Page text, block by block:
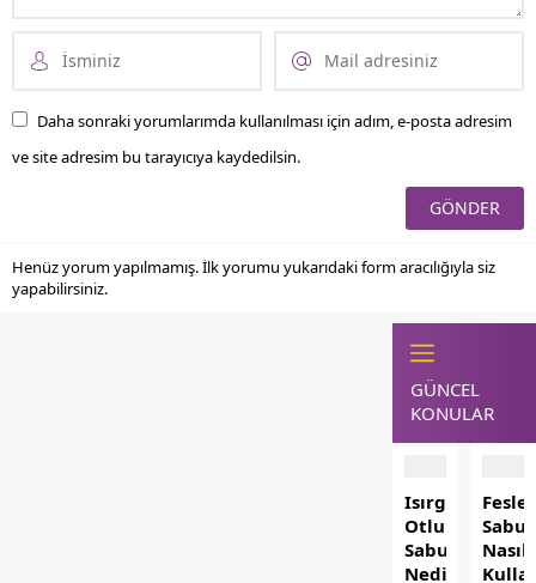
Daha sonraki yorumlarımda kullanılması için adım, e-posta adresim
ve site adresim bu tarayıcıya kaydedilsin.
Henüz yorum yapılmamış. İlk yorumu yukarıdaki form aracılığıyla siz
yapabilirsiniz.
GÜNCEL
KONULAR
Isırgan
Otlu
Sabun
Nedir?
Nasıl